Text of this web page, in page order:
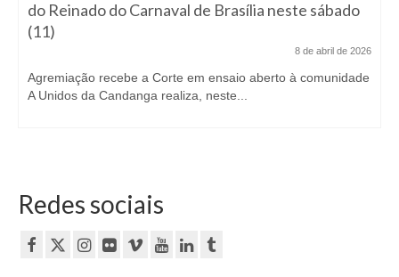
do Reinado do Carnaval de Brasília neste sábado
(11)
8 de abril de 2026
Agremiação recebe a Corte em ensaio aberto à comunidade
A Unidos da Candanga realiza, neste...
Redes sociais